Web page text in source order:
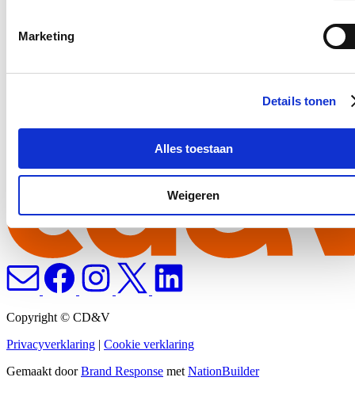
Marketing
Details tonen
Alles toestaan
Weigeren
Copyright © CD&V
Privacyverklaring | Cookie verklaring
Gemaakt doorBrand Response met NationBuilder